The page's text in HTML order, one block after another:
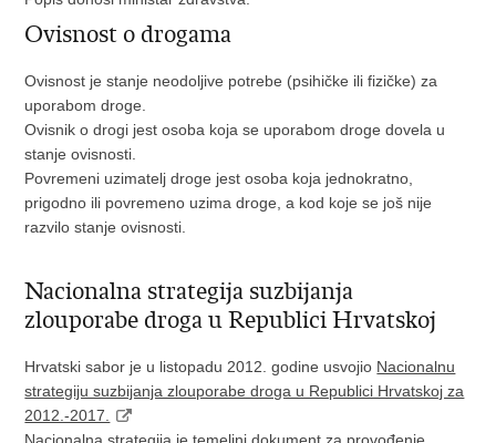
Ovisnost o drogama
Ovisnost je stanje neodoljive potrebe (psihičke ili fizičke) za
uporabom droge.
Ovisnik o drogi jest osoba koja se uporabom droge dovela u
stanje ovisnosti.
Povremeni uzimatelj droge jest osoba koja jednokratno,
prigodno ili povremeno uzima droge, a kod koje se još nije
razvilo stanje ovisnosti.
Nacionalna strategija suzbijanja
zlouporabe droga u Republici Hrvatskoj
Hrvatski sabor je u listopadu 2012. godine usvojio Nacionalnu
strategiju suzbijanja zlouporabe droga u Republici Hrvatskoj za
2012.-2017.